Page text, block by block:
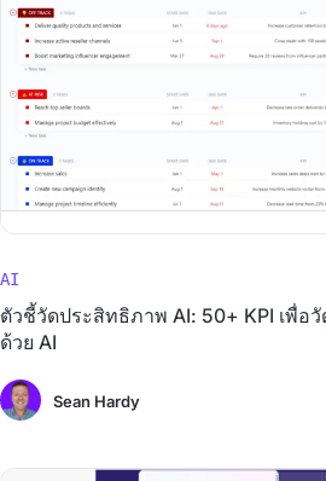
AI
ตัวชี้วัดประสิทธิภาพ AI: 50+ KPI เพื่อ
ด้วย AI
Sean Hardy